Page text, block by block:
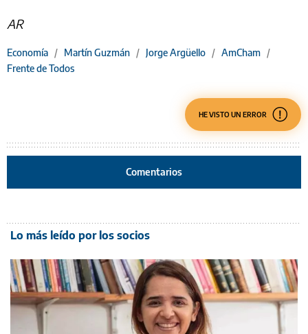
AR
Economía / Martín Guzmán / Jorge Argüello / AmCham /
Frente de Todos
HE VISTO UN ERROR
Comentarios
Lo más leído por los socios